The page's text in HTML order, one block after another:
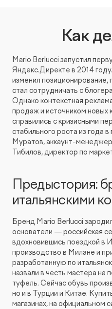
Как
Mario Berlucci запустил
Яндекс.Директе в 2014
изменил позиционирование,
стал сотрудничать с
Однако контекстная
продаж и источником новых
справились с кризисными
стабильного роста из года
Муратов, аккаунт-
Тибилов, директор по
Предыстория:
итальянскими
Бренд Mario Berlucci
основатели — российская
вдохновившись поездкой в
производство в Милане и
разработанную по
назвали в честь мастера на
туфель. Сейчас обувь
но и в Турции и Китае.
магазинах, на официальном